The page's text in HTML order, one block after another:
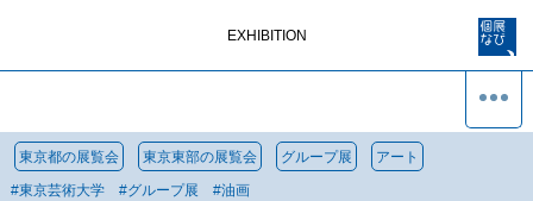
EXHIBITION
東京都の展覧会 東京東部の展覧会 グループ展 アート
#東京芸術大学 #グループ展 #油画